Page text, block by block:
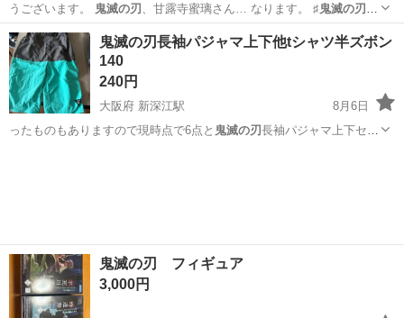
うございます。
鬼滅の刃 、甘露寺蜜璃さん… なります。 ♯鬼滅の刃
甘露寺蜜璃 …
埼玉 狭山市 南大塚駅 フィギュア
鬼滅の刃長袖パジャマ上下他tシャツ半ズボン
140
240円
大阪府 新深江駅
8月6日
ったものもありますので現時点で6点と 鬼滅の刃長袖パジャマ上下セッ
鬼滅の刃 フィギュア
3,000円